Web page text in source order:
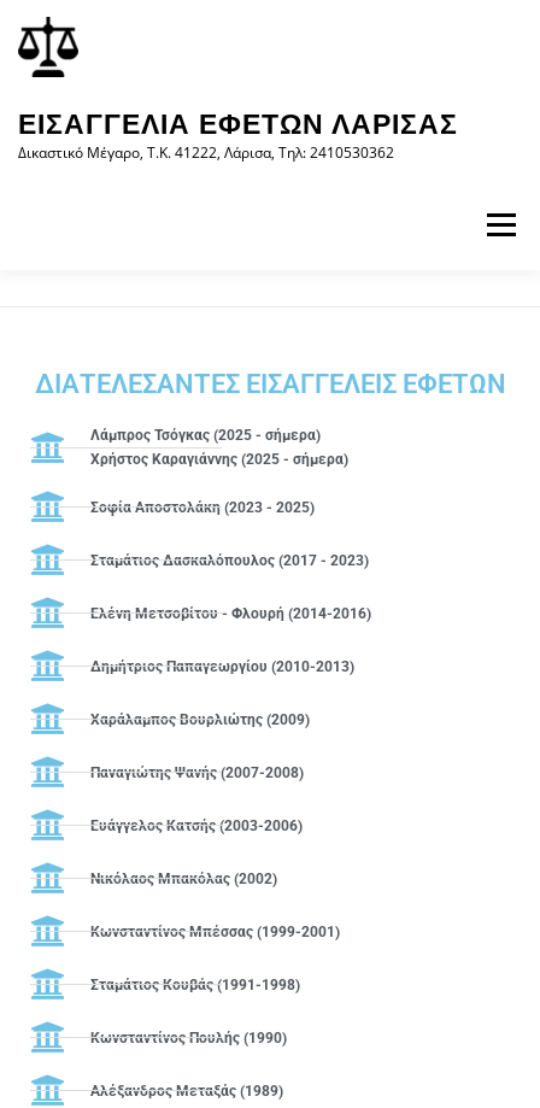
περιεχόμενο
ΕΙΣΑΓΓΕΛΊΑ ΕΦΕΤΏΝ ΛΆΡΙΣΑΣ
Δικαστικό Μέγαρο, Τ.Κ. 41222, Λάρισα, Τηλ: 2410530362
Μενού
WEB-ΥΠΗΡΕΣΊΕΣ
ΔΙΑΤΕΛΕΣΑΝΤΕΣ ΕΙΣΑΓΓΕΛΕΙΣ ΕΦΕΤΩΝ
Λάμπρος Τσόγκας (2025 - σήμερα)
Χρήστος Καραγιάννης (2025 - σήμερα)
Σοφία Αποστολάκη (2023 - 2025)
Σταμάτιος Δασκαλόπουλος (2017 - 2023)
Ελένη Μετσοβίτου - Φλουρή (2014-2016)
Δημήτριος Παπαγεωργίου (2010-2013)
Χαράλαμπος Βουρλιώτης (2009)
Παναγιώτης Ψανής (2007-2008)
Ευάγγελος Κατσής (2003-2006)
Νικόλαος Μπακόλας (2002)
Κωνσταντίνος Μπέσσας (1999-2001)
Σταμάτιος Κουβάς (1991-1998)
Κωνσταντίνος Πουλής (1990)
Αλέξανδρος Μεταξάς (1989)